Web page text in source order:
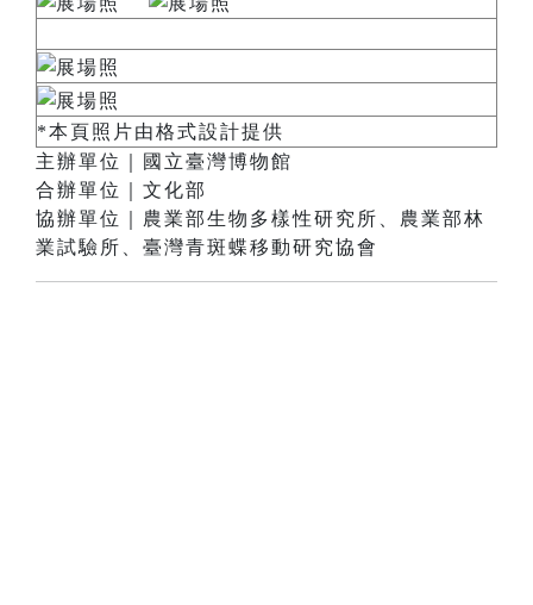
*本頁照片由格式設計提供
主辦單位｜國立臺灣博物館
合辦單位｜文化部
協辦單位｜農業部生物多樣性研究所、農業部林
業試驗所、臺灣青斑蝶移動研究協會